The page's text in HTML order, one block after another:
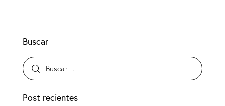
Buscar
Post recientes